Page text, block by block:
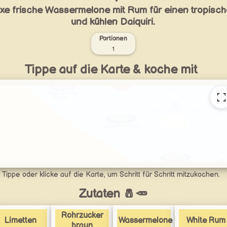
frische Wassermelone mit Rum für einen
und kühlen Daiquiri.
Portionen
1
Tippe auf die Karte & koche mit
Tippe oder klicke auf die Karte, um Schritt für Schritt mitzukochen.
Zutaten 🧂🥕
Limetten
Rohrzucker
Wassermelone
White Rum